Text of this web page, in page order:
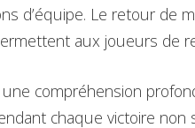
d’équipe. Le retour de
aux joueurs de
une compréhension
chaque victoire